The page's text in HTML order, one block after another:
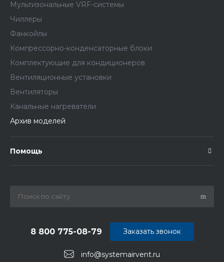
Мультизональные VRF-системы
Чиллеры
Фанкойлы
Компрессорно-конденсаторные блоки
Комплектующие для кондиционеров
Вентиляционные установки
Вентиляторы
Канальные нагреватели
Архив моделей
Помощь
info@systemairvent.ru
8 800 775-08-79 Заказать звонок